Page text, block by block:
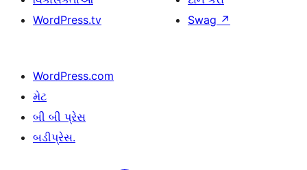
WordPress.tv
Swag ↗
WordPress.com
મેટ
બી બી પ્રેસ
બડીપ્રેસ.